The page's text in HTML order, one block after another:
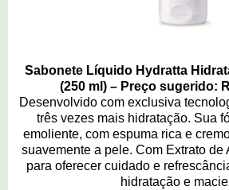
Sabonete Líquido Hydratta
(250 ml) – Preço sugerido:
Desenvolvido com exclusiva
três vezes mais hidratação. Sua
emoliente, com espuma rica e
suavemente a pele. Com Extrato de
para oferecer cuidado e
hidratação e